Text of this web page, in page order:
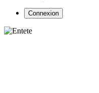
Connexion